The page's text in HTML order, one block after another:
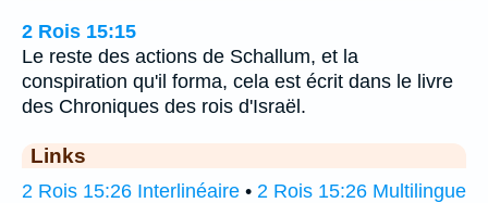
2 Rois 15:15
Le reste des actions de Schallum, et la
conspiration qu'il forma, cela est écrit dans le livre
des Chroniques des rois d'Israël.
Links
2 Rois 15:26 Interlinéaire • 2 Rois 15:26 Multilingue